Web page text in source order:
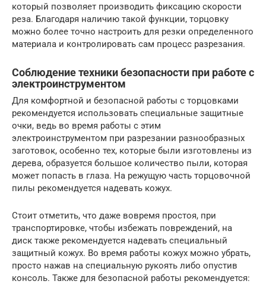
который позволяет производить фиксацию скорости
реза. Благодаря наличию такой функции, торцовку
можно более точно настроить для резки определенного
материала и контролировать сам процесс разрезания.
Соблюдение техники безопасности при работе с
электроинструментом
Для комфортной и безопасной работы с торцовками
рекомендуется использовать специальные защитные
очки, ведь во время работы с этим
электроинструментом при разрезании разнообразных
заготовок, особенно тех, которые были изготовлены из
дерева, образуется большое количество пыли, которая
может попасть в глаза. На режущую часть торцовочной
пилы рекомендуется надевать кожух.
Стоит отметить, что даже вовремя простоя, при
транспортировке, чтобы избежать повреждений, на
диск также рекомендуется надевать специальный
защитный кожух. Во время работы кожух можно убрать,
просто нажав на специальную рукоять либо опустив
консоль. Также для безопасной работы рекомендуется: